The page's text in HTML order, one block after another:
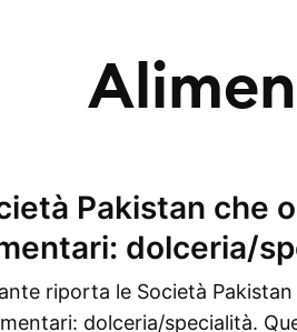
dolceria/
riporta le Società
dolceria/specialità.